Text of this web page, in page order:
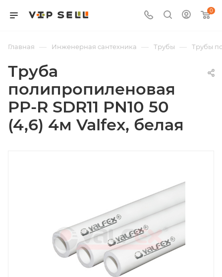
0
Главная — Инженерная сантехника — Трубы — Трубы
Труба
полипропиленовая
PP-R SDR11 PN10 50
(4,6) 4м Valfex, белая